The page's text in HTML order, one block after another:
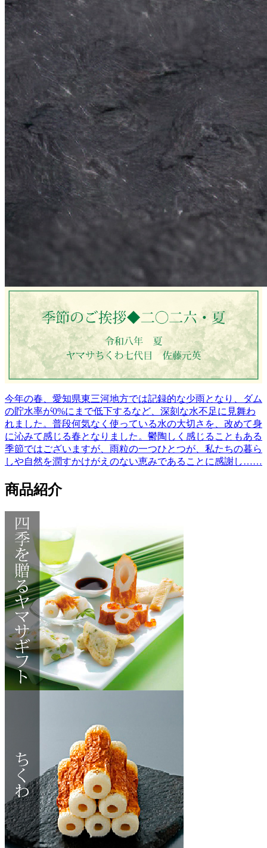
今年の春、愛知県東三河地方では記録的な少雨となり、ダム
の貯水率が0%にまで低下するなど、深刻な水不足に見舞わ
れました。普段何気なく使っている水の大切さを、改めて身
に沁みて感じる春となりました。鬱陶しく感じることもある
季節ではございますが、雨粒の一つひとつが、私たちの暮ら
しや自然を潤すかけがえのない恵みであることに感謝し……
商品紹介